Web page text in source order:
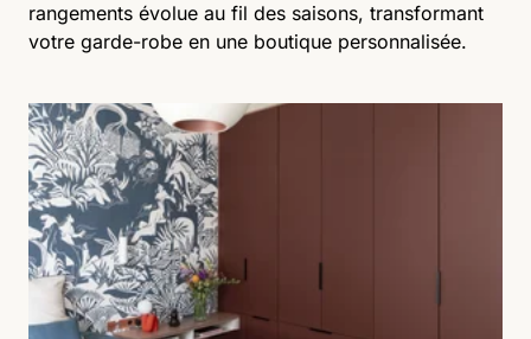
rangements évolue au fil des saisons, transformant
votre garde-robe en une boutique personnalisée.